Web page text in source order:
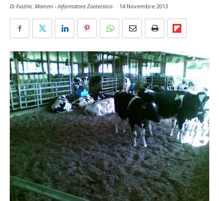
Di Fustini, Mammi - Informatore Zootecnico - 14 Novembre 2013